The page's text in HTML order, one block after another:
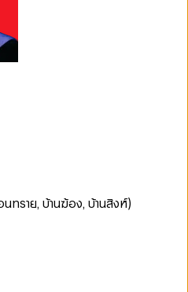
ทราย, บ้านฆ้อง, บ้านสิงห์)